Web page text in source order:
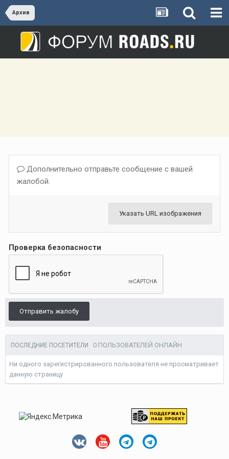
Архив
Дополнительно отправьте сообщение с вашей
жалобой.
Указать URL изображения
Проверка безопасности
Отправить жалобу
ПОСЛЕДНИЕ ПОСЕТИТЕЛИ 0 ПОЛЬЗОВАТЕЛЕЙ ОНЛАЙН
Ни одного зарегистрированного пользователя не просматривает
данную страницу